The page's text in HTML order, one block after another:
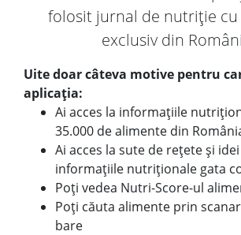
folosit jurnal de nutriție
exclusiv din
Uite doar câteva motive pentru
aplicația:
Ai acces la informațiile
35.000 de alimente din
Ai acces la sute de rețete și
informațiile nutriționale gata
Poți vedea Nutri-Score-ul
Poți căuta alimente prin
bare